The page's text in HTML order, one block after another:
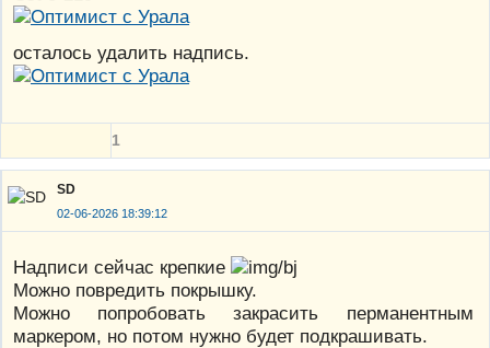
осталось удалить надпись.
1
SD
02-06-2026 18:39:12
Надписи сейчас крепкие
Можно повредить покрышку.
Можно попробовать закрасить перманентным
маркером, но потом нужно будет подкрашивать.